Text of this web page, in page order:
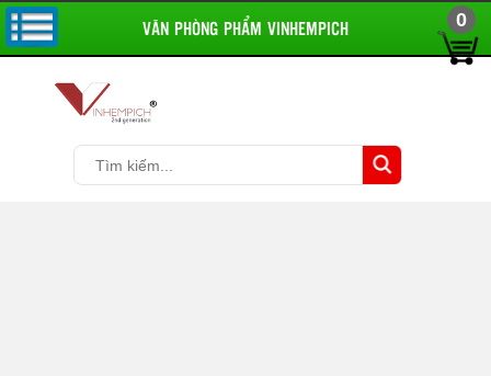
VĂN PHÒNG PHẨM VINHEMPICH 0